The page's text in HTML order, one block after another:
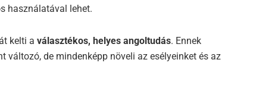
használatával lehet.
kelti a választékos, helyes angoltudás. Ennek
változó, de mindenképp növeli az esélyeinket és az